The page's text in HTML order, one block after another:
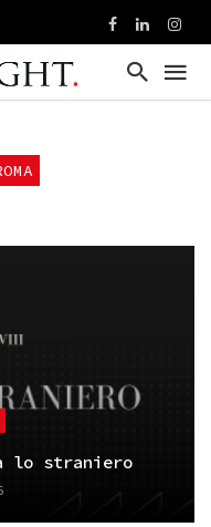
lo straniero